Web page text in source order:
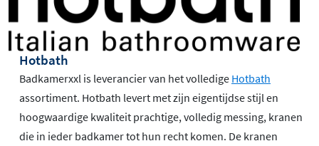
Hotbath
Badkamerxxl is leverancier van het volledige Hotbath
assortiment. Hotbath levert met zijn eigentijdse stijl en
hoogwaardige kwaliteit prachtige, volledig messing, kranen
die in ieder badkamer tot hun recht komen. De kranen